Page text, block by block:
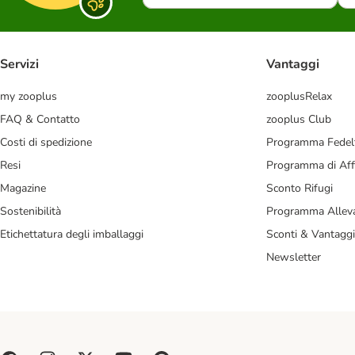
Servizi
my zooplus
FAQ & Contatto
Costi di spedizione
Resi
Magazine
Sostenibilità
Etichettatura degli imballaggi
Vantaggi
zooplusRelax
zooplus Club
Programma
Programma di
Sconto Rifugi
Programma
Sconti & Vantaggi
Newsletter